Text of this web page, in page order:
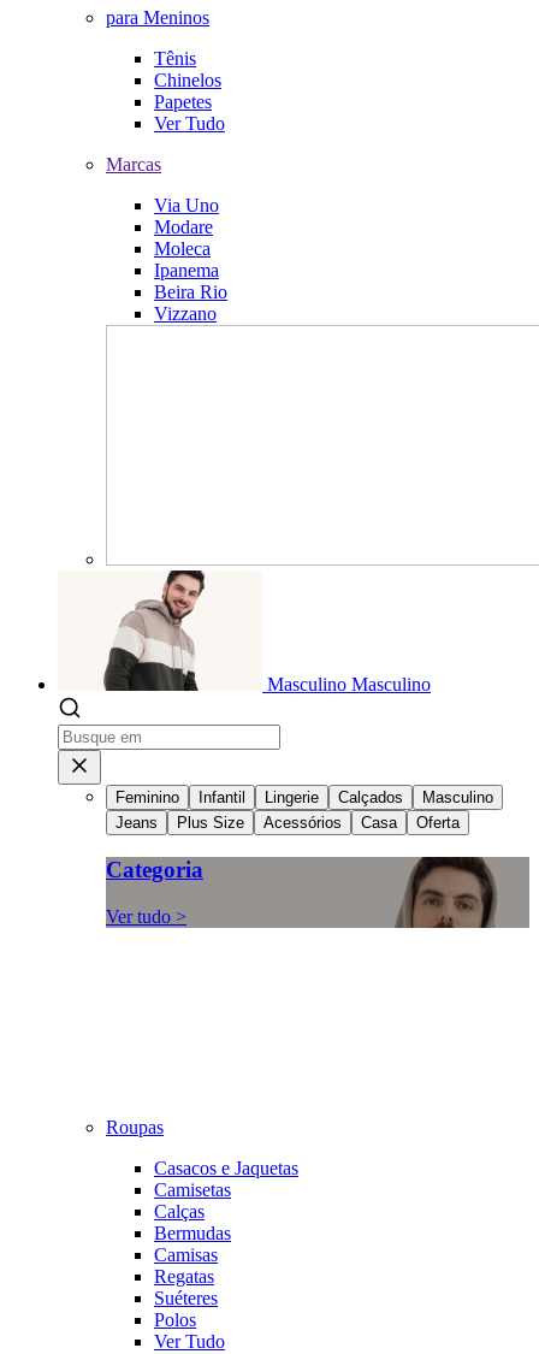
para Meninos
Tênis
Chinelos
Papetes
Ver Tudo
Marcas
Via Uno
Modare
Moleca
Ipanema
Beira Rio
Vizzano
Masculino Masculino
Feminino Infantil Lingerie Calçados
Masculino
Jeans
Plus Size Acessórios Casa Oferta
Categoria
Ver tudo >
Roupas
Casacos e Jaquetas
Camisetas
Calças
Bermudas
Camisas
Regatas
Suéteres
Polos
Ver Tudo